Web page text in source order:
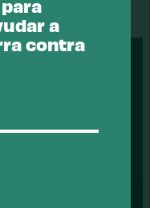
a
contra
pila